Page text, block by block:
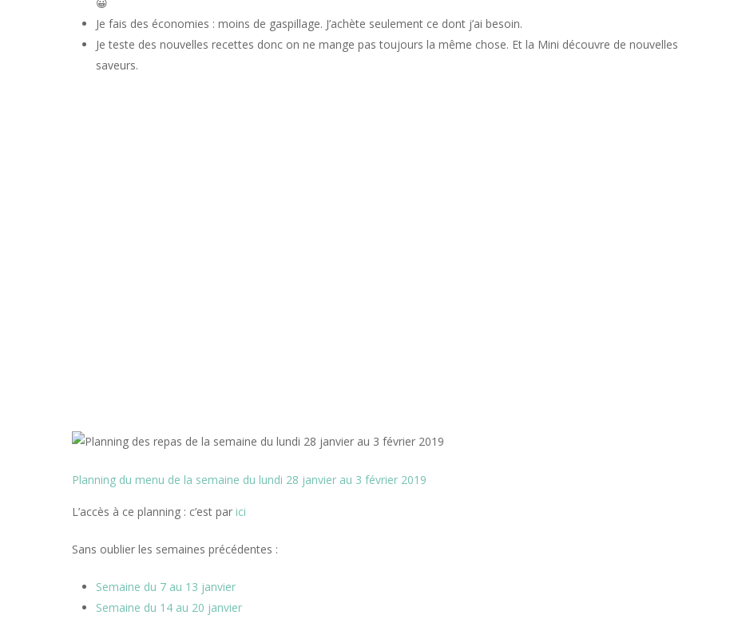
Je fais des économies : moins de gaspillage. J’achète seulement ce dont j’ai besoin.
Je teste des nouvelles recettes donc on ne mange pas toujours la même chose. Et la Mini découvre de nouvelles
saveurs.
Planning du menu de la semaine du lundi 28 janvier au 3 février 2019
L’accès à ce planning : c’est par ici
Sans oublier les semaines précédentes :
Semaine du 7 au 13 janvier
Semaine du 14 au 20 janvier